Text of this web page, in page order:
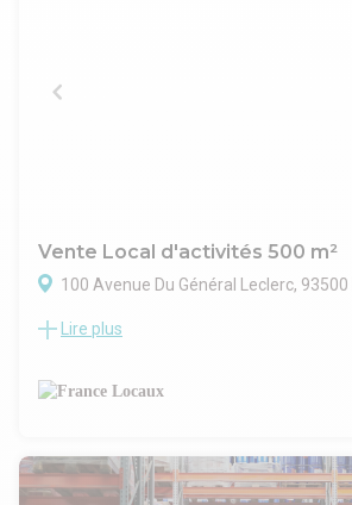
Vente Local d'activités 500 m²
100 Avenue Du Général Leclerc,
- Type de bail : Commercial
- Préavis : 6 mois
- Fiscalité : TVA
- Dépôt de garantie : 3 mois HT
- Loyers et charges : Trimestriels et
Lire plus